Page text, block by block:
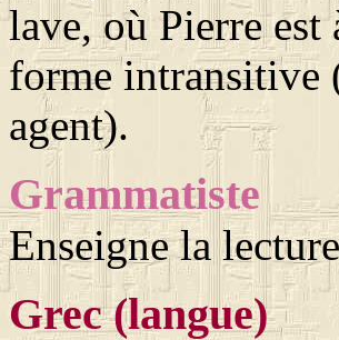
lave, où Pierre
forme intransitive
agent).
Grammatiste
Enseigne la
Grec (langue)